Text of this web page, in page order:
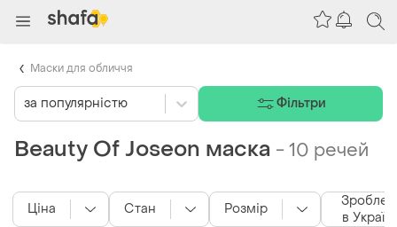
Beauty Of Joseon маска -10 речей
Ціна Стан Розмір
в
за популярністю Фільтри
Маски для обличчя